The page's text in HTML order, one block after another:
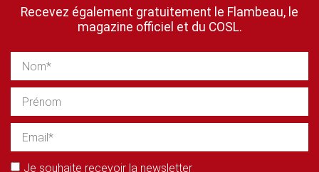
Recevez également gratuitement le Flambeau, le
magazine officiel et du COSL.
Je souhaite recevoir la newsletter